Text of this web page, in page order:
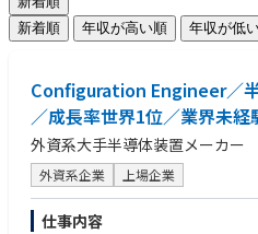
新着順
年収が高い順 年収が低
Configuration Engineer／
／成長率世界1位／業界未経
外資系大手半導体装置メーカー
外資系企業 上場企業
仕事内容